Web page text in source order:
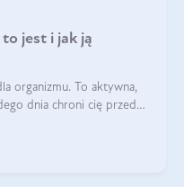
jest i jak ją
organizmu. To aktywna,
dnia chroni cię przed